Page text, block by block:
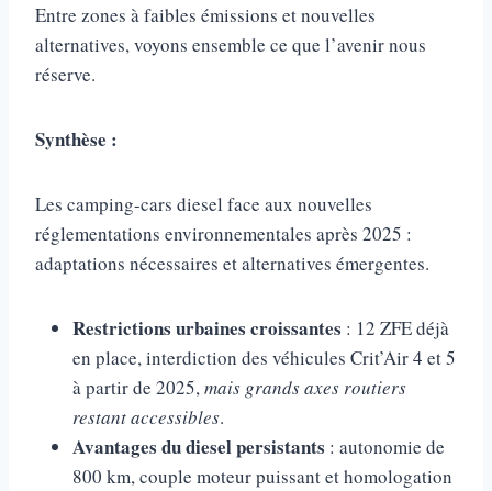
Entre zones à faibles émissions et nouvelles
alternatives, voyons ensemble ce que l’avenir nous
réserve.
Synthèse :
Les camping-cars diesel face aux nouvelles
réglementations environnementales après 2025 :
adaptations nécessaires et alternatives émergentes.
Restrictions urbaines croissantes : 12 ZFE déjà
en place, interdiction des véhicules Crit’Air 4 et 5
à partir de 2025, mais grands axes routiers
restant accessibles.
Avantages du diesel persistants : autonomie de
800 km, couple moteur puissant et homologation